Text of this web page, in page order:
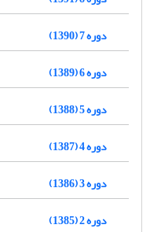
دوره 7 (1390)
دوره 6 (1389)
دوره 5 (1388)
دوره 4 (1387)
دوره 3 (1386)
دوره 2 (1385)